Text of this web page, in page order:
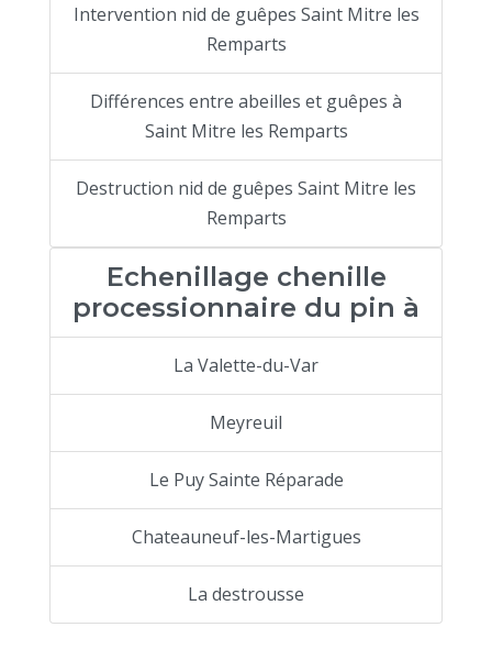
Intervention nid de guêpes Saint Mitre les
Remparts
Différences entre abeilles et guêpes à
Saint Mitre les Remparts
Destruction nid de guêpes Saint Mitre les
Remparts
Echenillage chenille
processionnaire du pin à
La Valette-du-Var
Meyreuil
Le Puy Sainte Réparade
Chateauneuf-les-Martigues
La destrousse